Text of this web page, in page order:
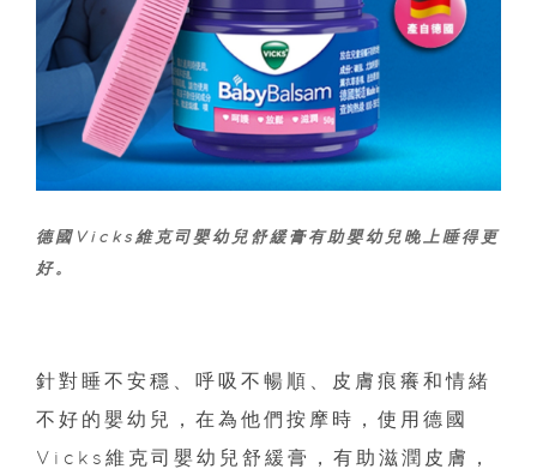
德國Vicks維克司嬰幼兒舒緩膏有助嬰幼兒晚上睡得更
好。
針對睡不安穩、呼吸不暢順、皮膚痕癢和情緒
不好的嬰幼兒，在為他們按摩時，使用德國
Vicks維克司嬰幼兒舒緩膏，有助滋潤皮膚，